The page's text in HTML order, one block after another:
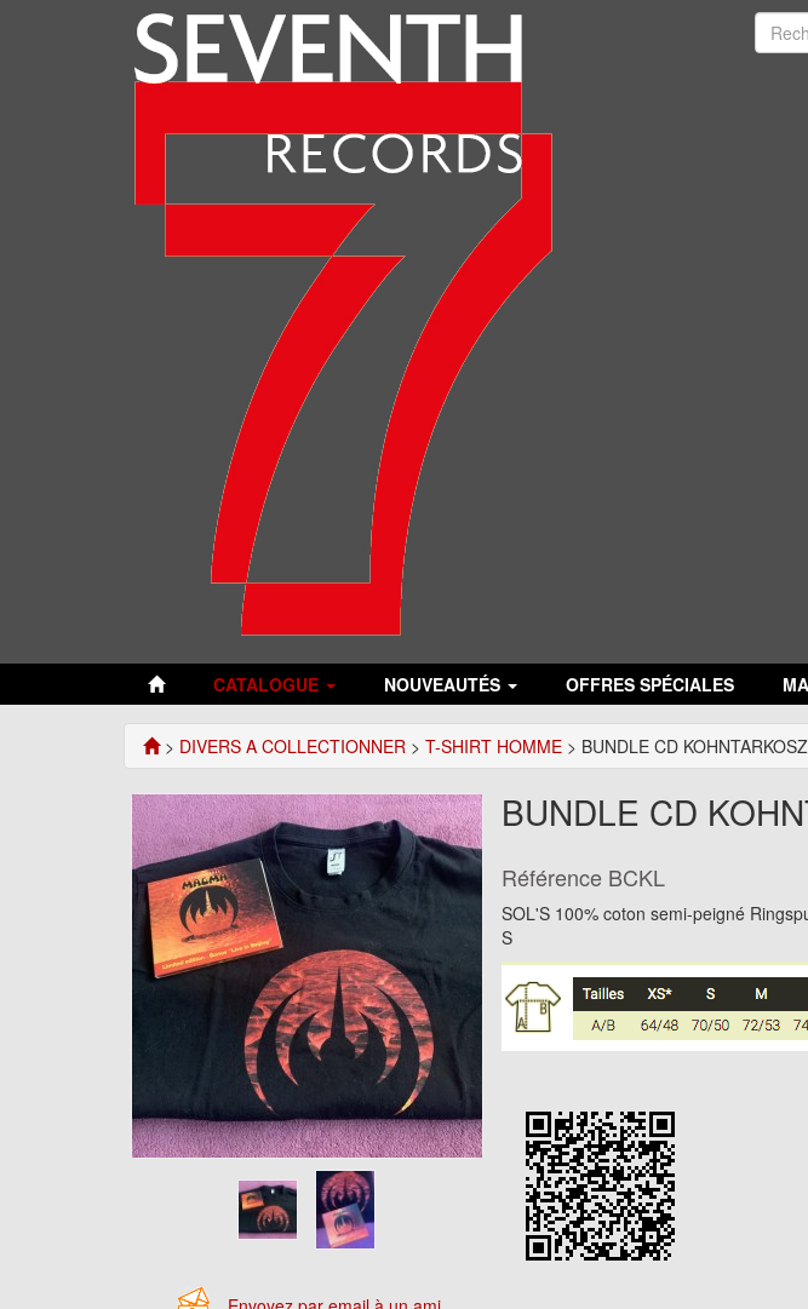
CATALOGUE NOUVEAUTÉS OFFRES SPÉCIALES
> DIVERS A COLLECTIONNER > T-SHIRT HOMME > BUNDLE CD
BUNDLE CD
Référence BCKL
SOL'S 100% coton semi-peigné
S